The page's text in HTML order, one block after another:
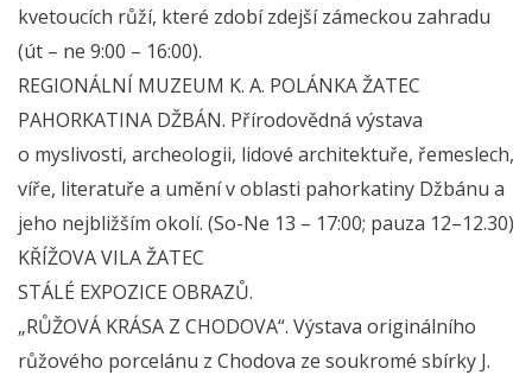
kvetoucích růží, které zdobí zdejší zámeckou zahradu
(út – ne 9:00 – 16:00).
REGIONÁLNÍ MUZEUM K. A. POLÁNKA ŽATEC
PAHORKATINA DŽBÁN. Přírodovědná výstava
o myslivosti, archeologii, lidové architektuře, řemeslech,
víře, literatuře a umění v oblasti pahorkatiny Džbánu a
jeho nejbližším okolí. (So-Ne 13 – 17:00; pauza 12–12.30)
KŘÍŽOVA VILA ŽATEC
STÁLÉ EXPOZICE OBRAZŮ.
„RŮŽOVÁ KRÁSA Z CHODOVA“. Výstava originálního
růžového porcelánu z Chodova ze soukromé sbírky J.